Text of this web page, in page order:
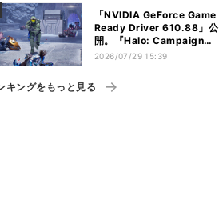
「NVIDIA GeForce Game
Ready Driver 610.88」公
開。『Halo: Campaign
Evolved』など対応
2026/07/29 15:39
キングをもっと見る